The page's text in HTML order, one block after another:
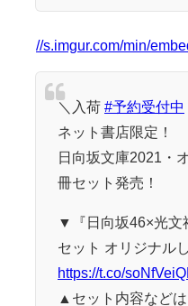
//s.imgur.com/min/
＼入荷 #予約受付中
ネット書店限定！
日向坂文庫2021・
冊セット発売！
▼『日向坂46×光文
セット オリジナル
https://t.co/
▲セット内容など